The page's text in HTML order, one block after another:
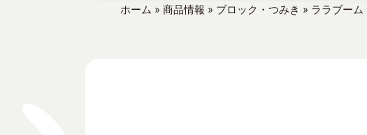
ホーム » 商品情報 » ブロック・つみき » ララブーム